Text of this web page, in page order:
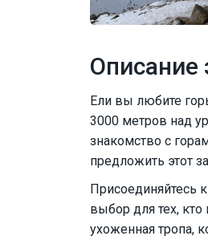
Описание
Ели вы любите
3000 метров над
знакомство с
предложить этот
Присоединяйтесь
выбор для тех,
ухоженная тропа,